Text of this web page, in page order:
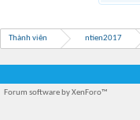
Thành viên ntien2017
Forum software by XenForo™